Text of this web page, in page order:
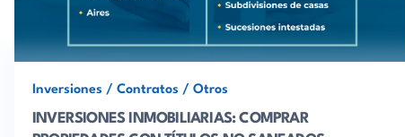
Inversiones / Contratos / Otros
INVERSIONES INMOBILIARIAS: COMPRAR